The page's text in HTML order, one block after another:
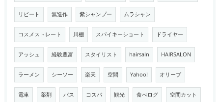
リピート 無造作 紫シャンプー ムラシャン
コスメストレート 川棚 スパイキーショート ドライヤー
アッシュ 経験豊富 スタイリスト hairsaln HAIRSALON
ラーメン シーソー 楽天 空間 Yahoo! オリーブ
電車 薬剤 バス コスパ 観光 食べログ 空間カット